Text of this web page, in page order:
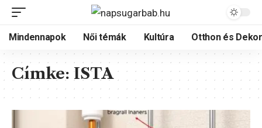
Mindennapok Női témák Kultúra Otthon és
Címke: ISTA